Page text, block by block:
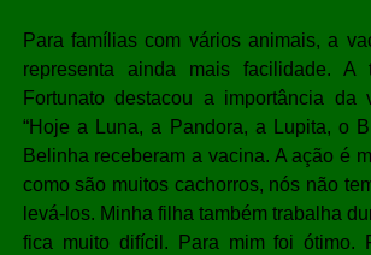
Para famílias com vários animais, a
representa ainda mais facilidade. A
Fortunato destacou a importância da
“Hoje a Luna, a Pandora, a Lupita, o
Belinha receberam a vacina. A ação é
como são muitos cachorros, nós não
levá-los. Minha filha também trabalha
fica muito difícil. Para mim foi ótimo.